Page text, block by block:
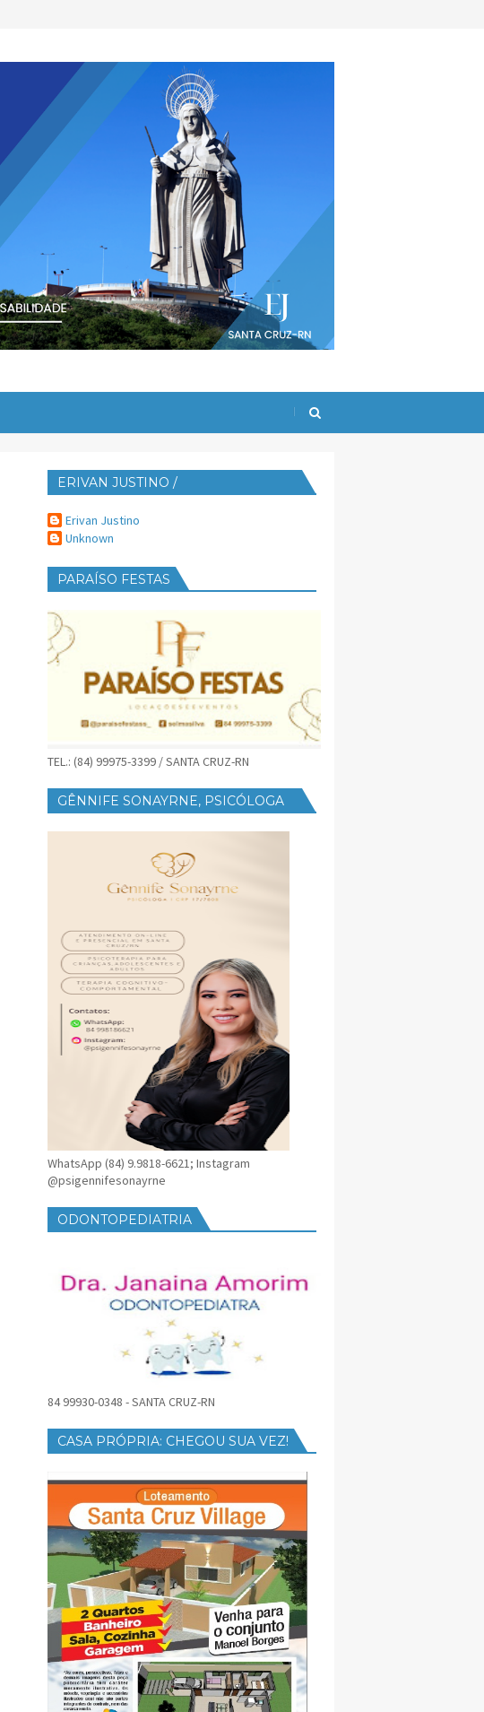
ERIVAN JUSTINO /
Erivan Justino
Unknown
PARAÍSO FESTAS
TEL.: (84) 99975-3399 / SANTA CRUZ-RN
GÊNNIFE SONAYRNE, PSICÓLOGA
WhatsApp (84) 9.9818-6621; Instagram
@psigennifesonayrne
ODONTOPEDIATRIA
84 99930-0348 - SANTA CRUZ-RN
CASA PRÓPRIA: CHEGOU SUA VEZ!